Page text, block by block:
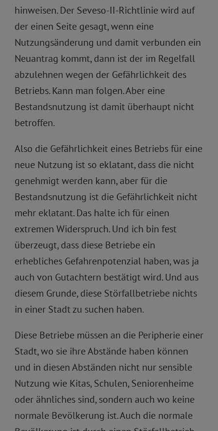
hinweisen. Der Seveso-II-Richtlinie wird auf
der einen Seite gesagt, wenn eine
Nutzungsänderung und damit verbunden ein
Neuantrag kommt, dann ist der im Regelfall
abzulehnen wegen der Gefährlichkeit des
Betriebs. Kann man folgen. Aber eine
Bestandsnutzung ist damit überhaupt nicht
betroffen.
Also die Gefährlichkeit eines Betriebs für eine
neue Nutzung ist so eklatant, dass die nicht
genehmigt werden kann, aber für die
Bestandsnutzung ist die Gefährlichkeit nicht
mehr eklatant. Das halte ich für einen
extremen Widerspruch. Und ich bin fest
überzeugt, dass diese Betriebe ein
erhebliches Gefahrenpotenzial haben, was ja
auch von Gutachtern bestätigt wird. Und aus
diesem Grunde, diese Störfallbetriebe nichts
in einer Stadt zu suchen haben.
Diese Betriebe müssen an die Peripherie einer
Stadt, wo sie ihre Abstände haben können
und in diesen Abständen nicht nur sensible
Nutzung wie Kitas, Schulen, Seniorenheime
oder ähnliches sind, sondern auch wo keine
normale Bevölkerung ist. Auch die normale